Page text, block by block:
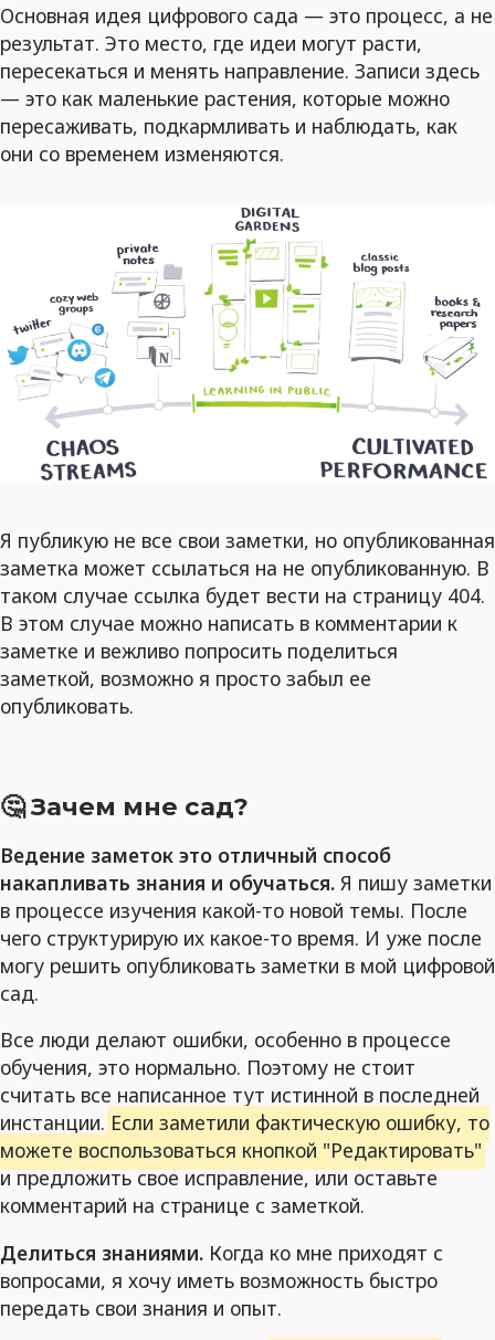
Основная идея цифрового сада — это процесс, а не
результат. Это место, где идеи могут расти,
пересекаться и менять направление. Записи здесь
— это как маленькие растения, которые можно
пересаживать, подкармливать и наблюдать, как
они со временем изменяются.
Я публикую не все свои заметки, но опубликованная
заметка может ссылаться на не опубликованную. В
таком случае ссылка будет вести на страницу 404.
В этом случае можно написать в комментарии к
заметке и вежливо попросить поделиться
заметкой, возможно я просто забыл ее
опубликовать.
🤔 Зачем мне сад?
Ведение заметок это отличный способ
накапливать знания и обучаться. Я пишу заметки
в процессе изучения какой-то новой темы. После
чего структурирую их какое-то время. И уже после
могу решить опубликовать заметки в мой цифровой
сад.
Все люди делают ошибки, особенно в процессе
обучения, это нормально. Поэтому не стоит
считать все написанное тут истинной в последней
инстанции. Если заметили фактическую ошибку, то
можете воспользоваться кнопкой "Редактировать"
и предложить свое исправление, или оставьте
комментарий на странице с заметкой.
Делиться знаниями. Когда ко мне приходят с
вопросами, я хочу иметь возможность быстро
передать свои знания и опыт.